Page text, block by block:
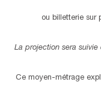
ou billetterie sur
La projection sera
Ce moyen-métrage